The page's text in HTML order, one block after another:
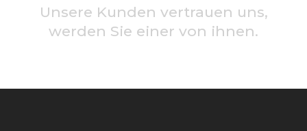
Unsere Kunden vertrauen uns,
werden Sie einer von ihnen.